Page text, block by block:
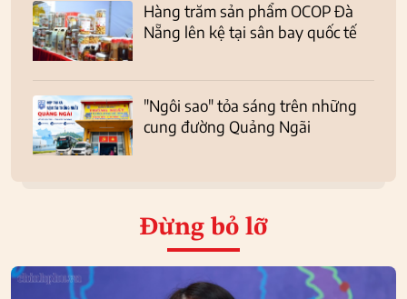
Hàng trăm sản phẩm OCOP Đà
Nẵng lên kệ tại sân bay quốc tế
"Ngôi sao" tỏa sáng trên những
cung đường Quảng Ngãi
Đừng bỏ lỡ